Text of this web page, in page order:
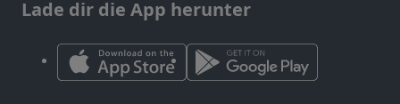
Lade dir die App herunter